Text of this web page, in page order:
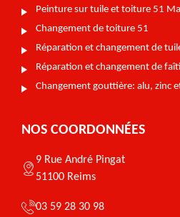
Peinture sur tuile et toiture 51
Changement de toiture 51
Réparation et changement de
Réparation et changement de
Changement gouttière: alu, zinc
NOS COORDONNÉES
9 Rue André Pingat
51100 Reims
03 59 28 30 98